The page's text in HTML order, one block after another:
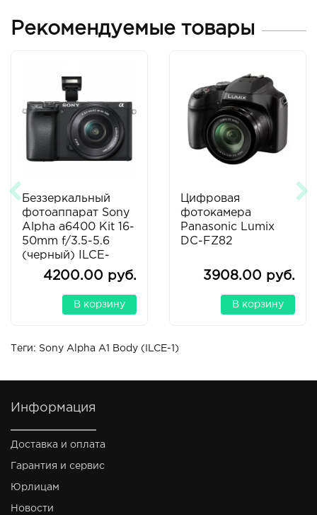
Рекомендуемые товары
Беззеркальный
фотоаппарат Sony
Alpha a6400 Kit 16-
50mm f/3.5-5.6
(черный) ILCE-
6400
4200.00 руб.
В корзину
Цифровая
фотокамера
Panasonic Lumix
DC-FZ82
3908.00 руб.
В корзину
Теги: Sony Alpha A1 Body (ILCE-1)
Информация
Доставка и оплата
Гарантия и сервис
Юрлицам
Новости